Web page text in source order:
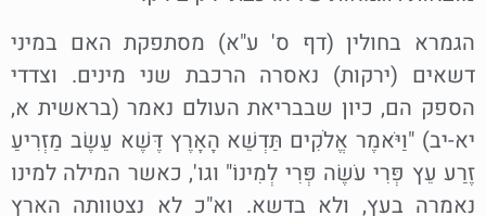
הגמרא בחולין (דף ס' ע"א) מסתפקת האם במיני
דשאים (ירקות) נאסרה הרכבת שני מינים. וצדדי
הספק הם, כיון שבבריאת העולם נאמר (בראשית א,
יא-יב) "וַיֹּאמֶר אֱלֹקִים תַּדְשֵׁא הָאָרֶץ דֶּשֶׁא עֵשֶׂב מַזְרִיעַ
זֶרַע עֵץ פְּרִי עֹשֶׂה פְּרִי לְמִינוֹ" וגו', כאשר המילה למינו
נאמרה בעץ, ולא בדשא. וא"כ לא נצטוותה הארץ